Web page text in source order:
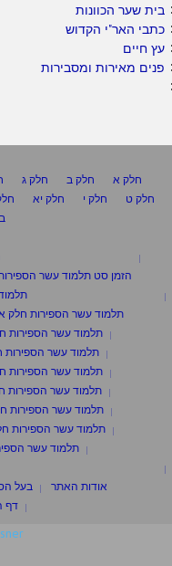
בית שער הכוונות
כתבי האר"י הקדוש
עץ חיים
פנים מאירות ומסבירות
חלק א
חלק ב חלק ג
חלק ט
חלק י חלק יא
הזמן סט תלמוד עשר
תלמוד עשר הספירות חלק
תלמוד עשר הספירות
תלמוד עשר הספירות
תלמוד עשר הספירות
תלמוד עשר הספירות
תלמוד עשר הספירות
תלמוד עשר הספירות
תלמוד עשר
אודות האתר
בעל
דף